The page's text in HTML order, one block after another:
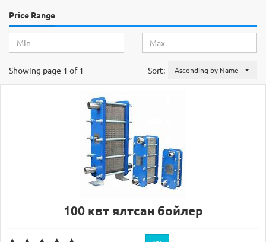
Price Range
Sort: Ascending by Name
Showing page 1 of 1
100 квт ялтсан бойлер